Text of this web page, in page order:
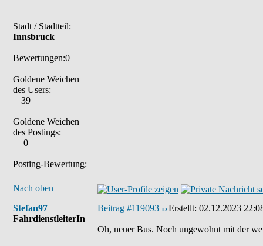
Stadt / Stadtteil:
Innsbruck
Bewertungen:0
Goldene Weichen
des Users:
39
Goldene Weichen
des Postings:
0
Posting-Bewertung:
Nach oben
Stefan97
FahrdienstleiterIn
Beitrag #119093 Erstellt: 02.12.2023
Oh, neuer Bus. Noch ungewohnt mit der